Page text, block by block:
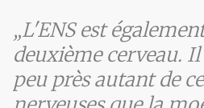
L'ENS est
deuxième cerveau. Il
peu près autant de